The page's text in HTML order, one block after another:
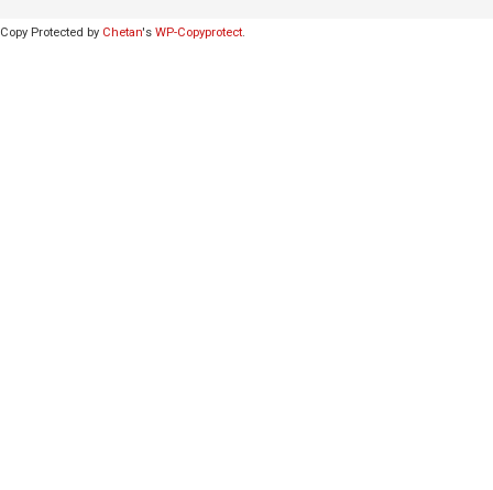
Copy Protected by Chetan's WP-Copyprotect.